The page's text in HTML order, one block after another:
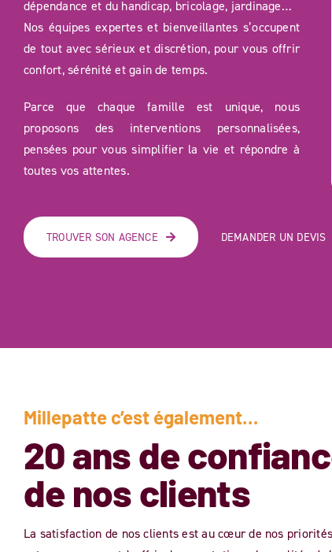
dépendance et du handicap, bricolage, jardinage…
Nos équipes expertes et bienveillantes s’occupent
de tout avec sérieux et discrétion, pour vous offrir
confort, sérénité et gain de temps.
Parce que chaque famille est unique, nous
proposons des interventions personnalisées,
pensées pour vous simplifier la vie et répondre à
toutes vos attentes.
TROUVER SON AGENCE DEMANDER UN DEVIS
Millepatte c’est également…
20 ans de
de nos clients
La satisfaction de nos clients est au cœur de nos